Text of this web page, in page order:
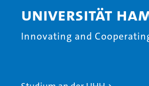
Universität
Innovating and